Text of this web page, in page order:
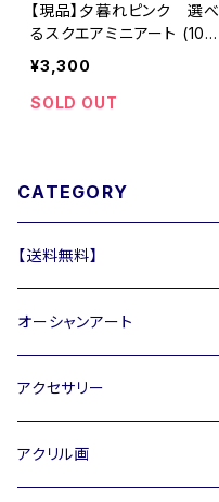
【現品】夕暮れピンク 選べ
るスクエアミニアート (10c
m × 10cm)
¥3,300
SOLD OUT
CATEGORY
【送料無料】
オーシャンアート
アートパネル
正方形アートパネル
オーシャンアートアクセサリー
アクセサリー
オーシャンアートアクセサリー
アクリル画